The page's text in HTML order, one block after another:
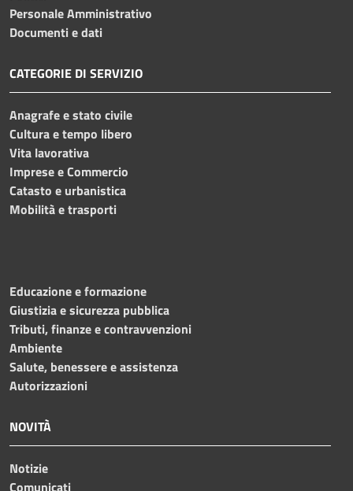
Personale Amministrativo
Documenti e dati
CATEGORIE DI SERVIZIO
Anagrafe e stato civile
Cultura e tempo libero
Vita lavorativa
Imprese e Commercio
Catasto e urbanistica
Mobilità e trasporti
Educazione e formazione
Giustizia e sicurezza pubblica
Tributi, finanze e contravvenzioni
Ambiente
Salute, benessere e assistenza
Autorizzazioni
NOVITÀ
Notizie